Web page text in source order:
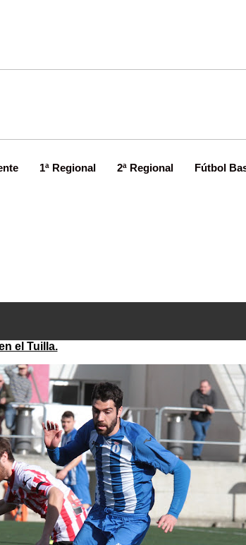
1ª Regional 2ª Regional Fútbol
el Tuilla.